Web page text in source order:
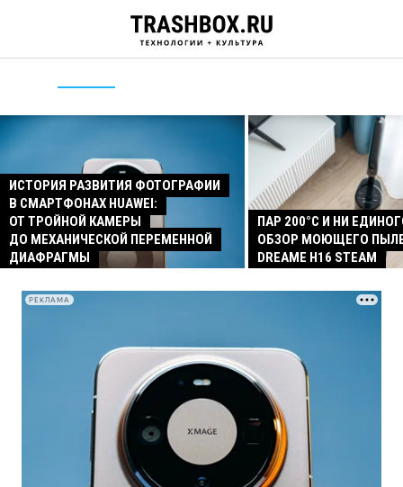
ИСТОРИЯ РАЗВИТИЯ ФОТОГРАФИИ
В СМАРТФОНАХ HUAWEI:
ОТ ТРОЙНОЙ КАМЕРЫ
ДО МЕХАНИЧЕСКОЙ ПЕРЕМЕННОЙ
ДИАФРАГМЫ
ПАР 200°C И НИ
ОБЗОР МОЮЩЕГО
DREAME H16 STEAM
РЕКЛАМА